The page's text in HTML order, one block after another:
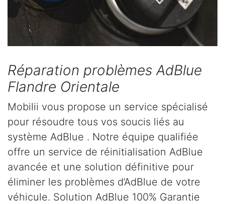
Réparation problèmes AdBlue
Flandre Orientale
Mobilii vous propose un service spécialisé
pour résoudre tous vos soucis liés au
système AdBlue . Notre équipe qualifiée
offre un service de réinitialisation AdBlue
avancée et une solution définitive pour
éliminer les problèmes d’AdBlue de votre
véhicule. Solution AdBlue 100% Garantie